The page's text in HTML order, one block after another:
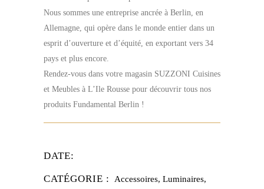
Nous sommes une entreprise ancrée à Berlin, en
Allemagne, qui opère dans le monde entier dans un
esprit d’ouverture et d’équité, en exportant vers 34
pays et plus encore.
Rendez-vous dans votre magasin SUZZONI Cuisines
et Meubles à L’Ile Rousse pour découvrir tous nos
produits Fundamental Berlin !
DATE:
CATÉGORIE :
Accessoires, Luminaires,